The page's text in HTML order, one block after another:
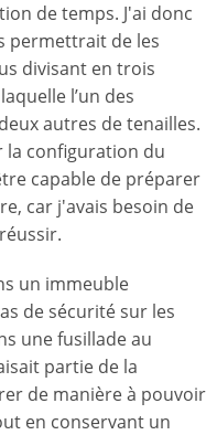
de temps. J'ai donc
permettrait de les
divisant en trois
l’un des
autres de tenailles.
la configuration du
capable de préparer
car j'avais besoin de
un immeuble
de sécurité sur les
une fusillade au
partie de la
de manière à pouvoir
en conservant un